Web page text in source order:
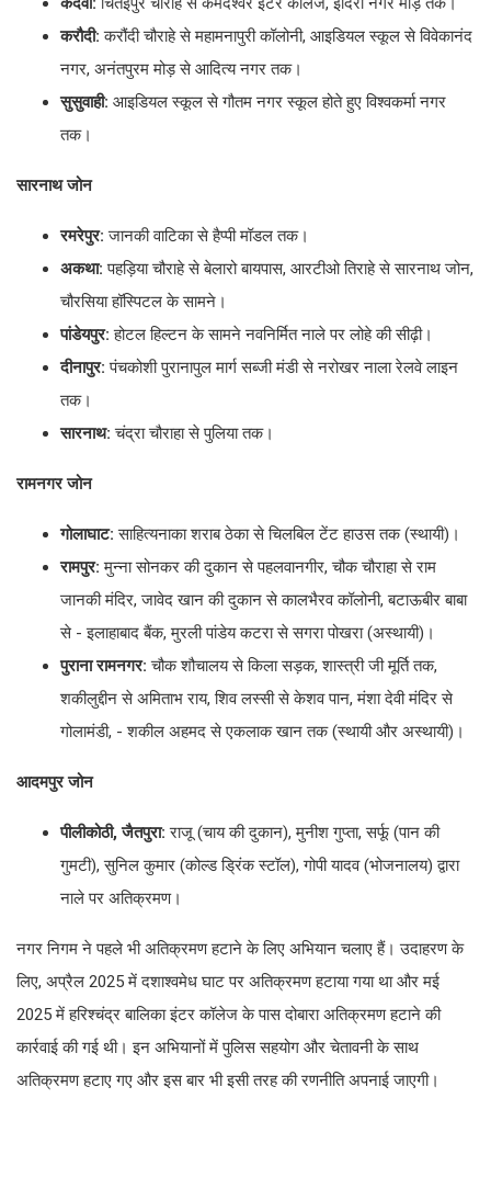
करौदी:करौंदी चौराहे से महामनापुरी कॉलोनी, आइडियल स्कूल से विवेकानंद
नगर, अनंतपुरम मोड़ से आदित्य नगर तक।
सुसुवाही: आइडियल स्कूल से गौतम नगर स्कूल होते हुए विश्वकर्मा नगर
तक।
सारनाथ जोन
रमरेपुर:जानकी वाटिका से हैप्पी मॉडल तक।
अकथा: पहड़िया चौराहे से बेलारो बायपास, आरटीओ तिराहे से सारनाथ जोन,
चौरसिया हॉस्पिटल के सामने।
पांडेयपुर: होटल हिल्टन के सामने नवनिर्मित नाले पर लोहे की सीढ़ी।
दीनापुर: पंचकोशी पुरानापुल मार्ग सब्जी मंडी से नरोखर नाला रेलवे लाइन
तक।
सारनाथ:चंद्रा चौराहा से पुलिया तक।
रामनगर जोन
गोलाघाट:साहित्यनाका शराब ठेका से चिलबिल टेंट हाउस तक (स्थायी)।
रामपुर:मुन्ना सोनकर की दुकान से पहलवानगीर, चौक चौराहा से राम
जानकी मंदिर, जावेद खान की दुकान से कालभैरव कॉलोनी, बटाऊबीर बाबा
से - इलाहाबाद बैंक, मुरली पांडेय कटरा से सगरा पोखरा (अस्थायी)।
पुराना रामनगर:चौक शौचालय से किला सड़क, शास्त्री जी मूर्ति तक,
शकीलुद्दीन से अमिताभ राय, शिव लस्सी से केशव पान, मंशा देवी मंदिर से
गोलामंडी, - शकील अहमद से एकलाक खान तक (स्थायी और अस्थायी)।
आदमपुर जोन
पीलीकोठी, जैतपुरा:राजू (चाय की दुकान), मुनीश गुप्ता, सर्फू (पान की
गुमटी), सुनिल कुमार (कोल्ड ड्रिंक स्टॉल), गोपी यादव (भोजनालय) द्वारा
नाले पर अतिक्रमण।
नगर निगम ने पहले भी अतिक्रमण हटाने के लिए अभियान चलाए हैं। उदाहरण के
लिए, अप्रैल 2025 में दशाश्वमेध घाट पर अतिक्रमण हटाया गया था और मई
2025 में हरिश्चंद्र बालिका इंटर कॉलेज के पास दोबारा अतिक्रमण हटाने की
कार्रवाई की गई थी। इन अभियानों में पुलिस सहयोग और चेतावनी के साथ
अतिक्रमण हटाए गए और इस बार भी इसी तरह की रणनीति अपनाई जाएगी।